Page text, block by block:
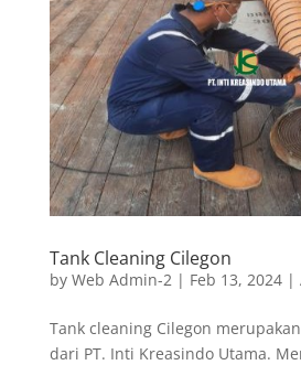
Tank Cleaning Cilegon
by Web Admin-2 | Feb 13, 2024|
Tank cleaning Cilegon
dari PT. Inti Kreasindo Utama.